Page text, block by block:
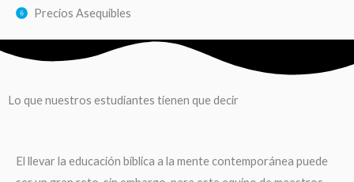
Precios Asequibles
Lo que nuestros estudiantes tienen que decir
El llevar la educación bíblica a la mente contemporánea puede